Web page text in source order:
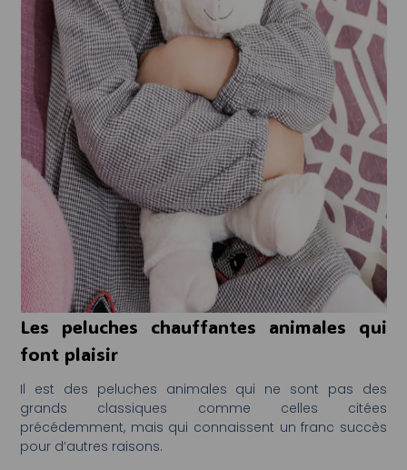
Les peluches chauffantes animales qui
font plaisir
Il est des peluches animales qui ne sont pas des
grands classiques comme celles citées
précédemment, mais qui connaissent un franc succès
pour d’autres raisons.